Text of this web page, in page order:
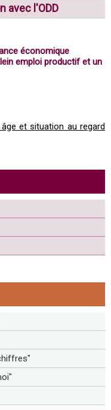
avec l'ODD
économique
emploi productif et un
et situation au regard